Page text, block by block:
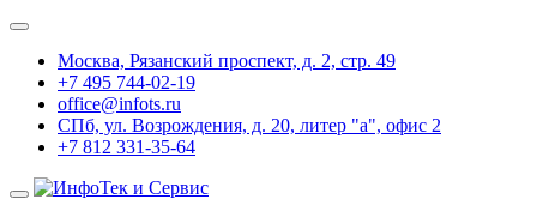
Москва, Рязанский проспект, д. 2, стр. 49
+7 495 744-02-19
office@infots.ru
СПб, ул. Возрождения, д. 20, литер "a", офис 2
+7 812 331-35-64